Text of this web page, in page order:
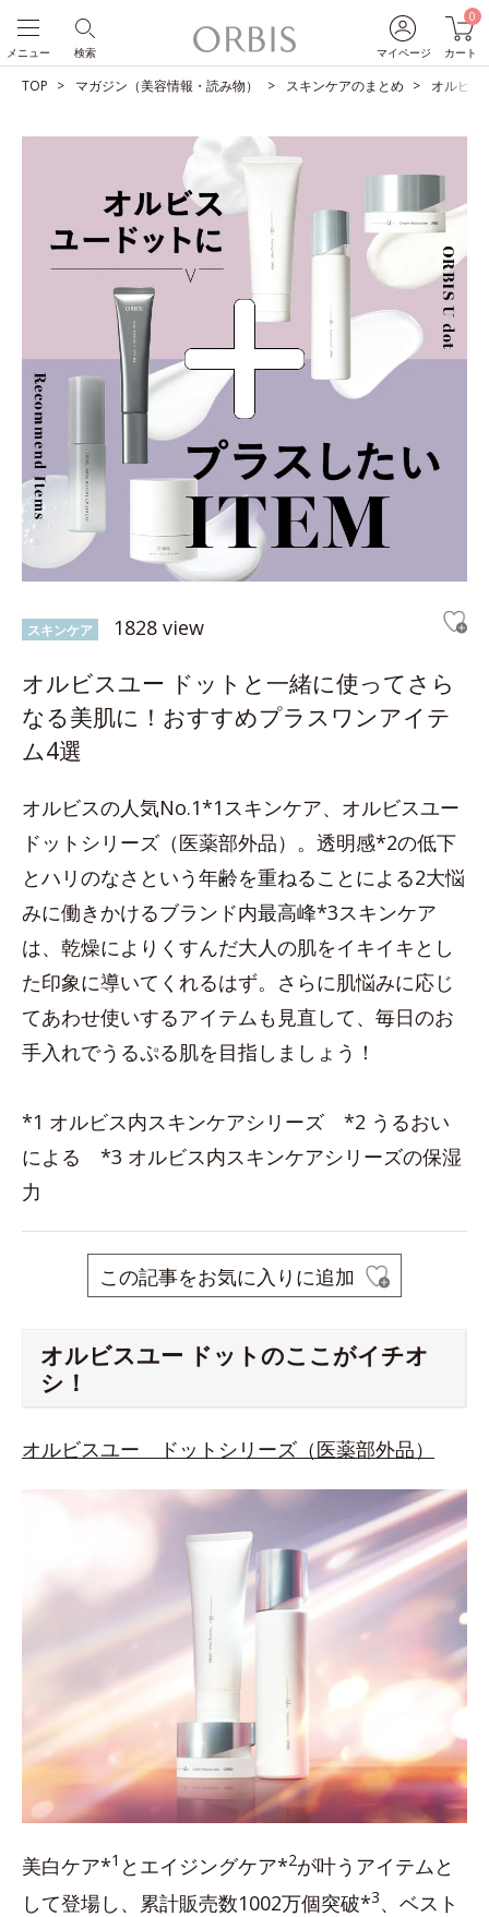
マイページ
0
カート
検索
メニュー
TOP マガジン（美容情報・読み物） スキンケアのまとめ オルビス
スキンケア 1828 view
オルビスユー ドットと一緒に使ってさら
なる美肌に！おすすめプラスワンアイテ
ム4選
オルビスの人気No.1*1スキンケア、オルビスユー
ドットシリーズ（医薬部外品）。透明感*2の低下
とハリのなさという年齢を重ねることによる2大悩
みに働きかけるブランド内最高峰*3スキンケア
は、乾燥によりくすんだ大人の肌をイキイキとし
た印象に導いてくれるはず。さらに肌悩みに応じ
てあわせ使いするアイテムも見直して、毎日のお
手入れでうるぷる肌を目指しましょう！
*1 オルビス内スキンケアシリーズ *2 うるおい
による *3 オルビス内スキンケアシリーズの保湿
力
この記事をお気に入りに追加
オルビスユー ドットのここがイチオ
シ！
オルビスユー ドットシリーズ（医薬部外品）
美白ケア*1 とエイジングケア*2が叶うアイテムと
して登場し、累計販売数1002万個突破*3、ベスト